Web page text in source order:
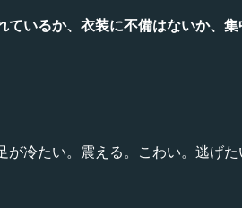
いるか、衣装に不備はないか、
冷たい。震える。こわい。逃げ